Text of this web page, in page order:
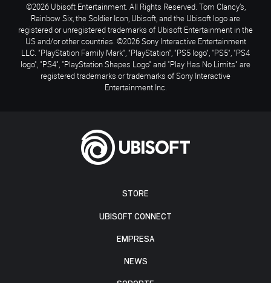
STORE
UBISOFT CONNECT
EMPRESA
NEWS
©2026 Ubisoft Entertainment. All Rights Reserved. Tom Clancy’s,
Rainbow Six, the Soldier Icon, Ubisoft, and the Ubisoft logo are
registered or unregistered trademarks of Ubisoft Entertainment in the
US and/or other countries. ©2026 Sony Interactive Entertainment
LLC. "PlayStation Family Mark", "PlayStation", "PS5 logo", "PS5", "PS4
logo", "PS4", "PlayStation Shapes Logo" and "Play Has No Limits" are
registered trademarks or trademarks of Sony Interactive
Entertainment Inc.